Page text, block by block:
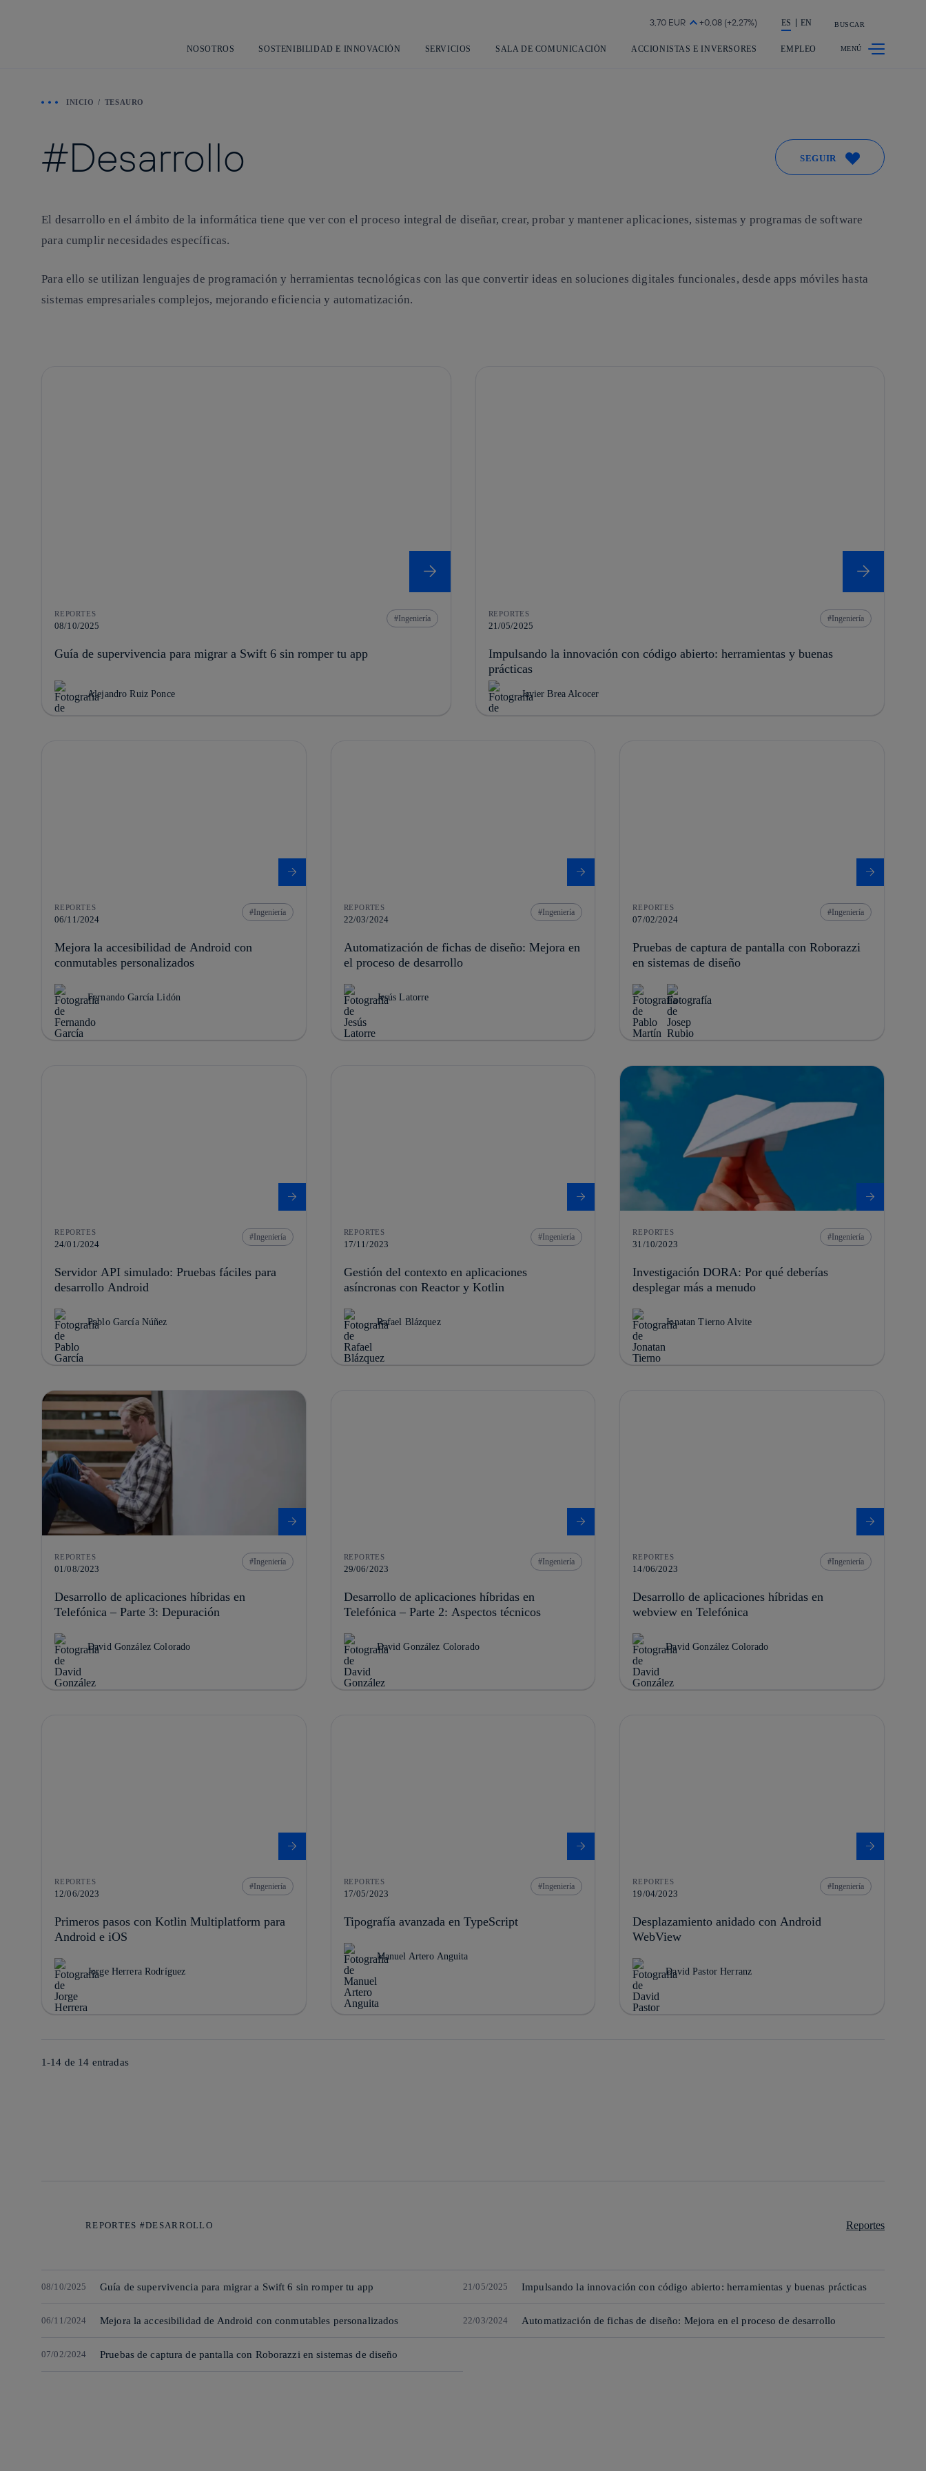
principal
La acción en accionistas e inversores ES EN BUSCAR
NOSOTROS SOSTENIBILIDAD E INNOVACIÓN SERVICIOS SALA DE COMUNICACIÓN ACCIONISTAS E INVERSORES EMPLEO
INICIO TESAURO
Desarrollo SEGUIR
El desarrollo en el ámbito de la informática tiene que ver con el proceso integral de diseñar, crear, probar y mantener aplicaciones, sistemas y programas de software
para cumplir necesidades específicas.
Para ello se utilizan lenguajes de programación y herramientas tecnológicas con las que convertir ideas en soluciones digitales funcionales, desde apps móviles hasta
sistemas empresariales complejos, mejorando eficiencia y automatización.
REPORTES
08/10/2025
Ingeniería
Guía de supervivencia para migrar a Swift 6 sin romper tu app
Alejandro Ruiz Ponce
REPORTES
21/05/2025
Ingeniería
Impulsando la innovación con código abierto: herramientas y buenas
prácticas
Javier Brea Alcocer
REPORTES
06/11/2024
Ingeniería
Mejora la accesibilidad de Android con
conmutables personalizados
Fernando García Lidón
REPORTES
22/03/2024
Ingeniería
Automatización de fichas de diseño: Mejora en
el proceso de desarrollo
Jesús Latorre
REPORTES
07/02/2024
Ingeniería
Pruebas de captura de pantalla con Roborazzi
en sistemas de diseño
REPORTES
24/01/2024
Ingeniería
Servidor API simulado: Pruebas fáciles para
desarrollo Android
Pablo García Núñez
REPORTES
17/11/2023
Ingeniería
Gestión del contexto en aplicaciones
asíncronas con Reactor y Kotlin
Rafael Blázquez
REPORTES
31/10/2023
Ingeniería
Investigación DORA: Por qué deberías
desplegar más a menudo
Jonatan Tierno Alvite
REPORTES
01/08/2023
Ingeniería
Desarrollo de aplicaciones híbridas en
Telefónica – Parte 3: Depuración
David González Colorado
REPORTES
29/06/2023
Ingeniería
Desarrollo de aplicaciones híbridas en
Telefónica – Parte 2: Aspectos técnicos
David González Colorado
REPORTES
14/06/2023
Ingeniería
Desarrollo de aplicaciones híbridas en
webview en Telefónica
David González Colorado
REPORTES
12/06/2023
Ingeniería
Primeros pasos con Kotlin Multiplatform para
Android e iOS
Jorge Herrera Rodríguez
REPORTES
17/05/2023
Ingeniería
Tipografía avanzada en TypeScript
Manuel Artero Anguita
REPORTES
19/04/2023
Ingeniería
Desplazamiento anidado con Android
WebView
David Pastor Herranz
1-14 de 14 entradas
REPORTES #DESARROLLO Reportes
08/10/2025 Guía de supervivencia para migrar a Swift 6 sin romper tu app 21/05/2025 Impulsando la innovación con código abierto: herramientas y buenas prácticas
06/11/2024 Mejora la accesibilidad de Android con conmutables personalizados 22/03/2024 Automatización de fichas de diseño: Mejora en el proceso de desarrollo
07/02/2024 Pruebas de captura de pantalla con Roborazzi en sistemas de diseño